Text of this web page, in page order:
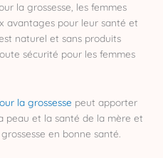
la grossesse, les femmes
avantages pour leur santé et
naturel et sans produits
sécurité pour les femmes
la grossesse peut apporter
peau et la santé de la mère et
en bonne santé.